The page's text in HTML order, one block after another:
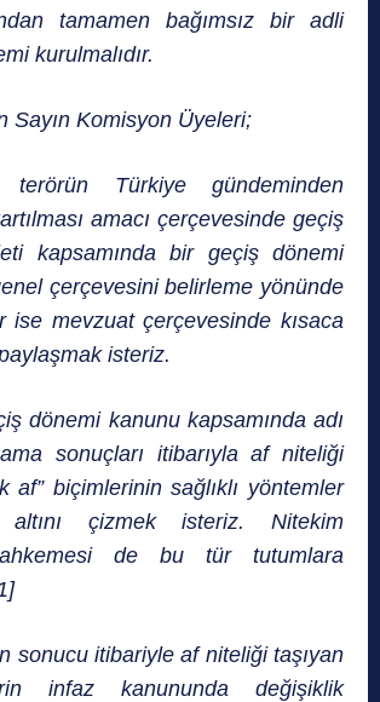
tamamen bağımsız bir adli
kurulmalıdır.
Sayın Komisyon Üyeleri;
terörün Türkiye gündeminden
amacı çerçevesinde geçiş
kapsamında bir geçiş dönemi
çerçevesini belirleme yönünde
ise mevzuat çerçevesinde kısaca
isteriz.
dönemi kanunu kapsamında adı
sonuçları itibarıyla af niteliği
af” biçimlerinin sağlıklı yöntemler
altını çizmek isteriz. Nitekim
de bu tür tutumlara
sonucu itibariyle af niteliği taşıyan
infaz kanununda değişiklik